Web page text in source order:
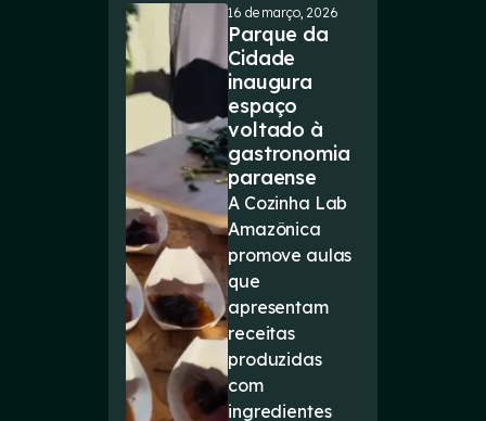
16 de março, 2026
Parque da
Cidade
inaugura
espaço
voltado à
gastronomia
paraense
A Cozinha Lab
Amazônica
promove aulas
que
apresentam
receitas
produzidas
com
ingredientes